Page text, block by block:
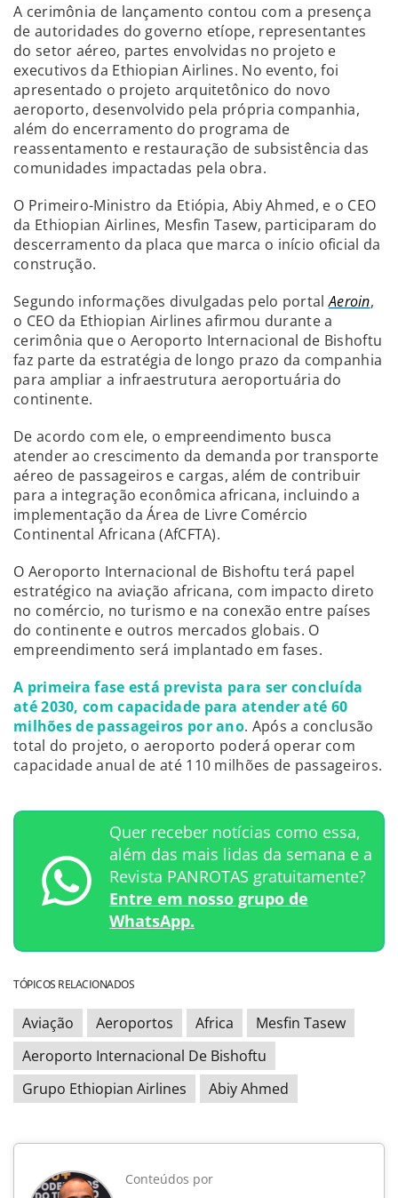
A cerimônia de lançamento contou com a presença
de autoridades do governo etíope, representantes
do setor aéreo, partes envolvidas no projeto e
executivos da Ethiopian Airlines. No evento, foi
apresentado o projeto arquitetônico do novo
aeroporto, desenvolvido pela própria companhia,
além do encerramento do programa de
reassentamento e restauração de subsistência das
comunidades impactadas pela obra.
O Primeiro-Ministro da Etiópia, Abiy Ahmed, e o CEO
da Ethiopian Airlines, Mesfin Tasew, participaram do
descerramento da placa que marca o início oficial da
construção.
Segundo informações divulgadas pelo portalAeroin,
o CEO da Ethiopian Airlines afirmou durante a
cerimônia que o Aeroporto Internacional de Bishoftu
faz parte da estratégia de longo prazo da companhia
para ampliar a infraestrutura aeroportuária do
continente.
De acordo com ele, o empreendimento busca
atender ao crescimento da demanda por transporte
aéreo de passageiros e cargas, além de contribuir
para a integração econômica africana, incluindo a
implementação da Área de Livre Comércio
Continental Africana (AfCFTA).
O Aeroporto Internacional de Bishoftu terá papel
estratégico na aviação africana, com impacto direto
no comércio, no turismo e na conexão entre países
do continente e outros mercados globais. O
empreendimento será implantado em fases.
A primeira fase está prevista para ser concluída
até 2030, com capacidade para atender até 60
milhões de passageiros por ano. Após a conclusão
total do projeto, o aeroporto poderá operar com
capacidade anual de até 110 milhões de passageiros.
Quer receber notícias como essa,
além das mais lidas da semana e a
Revista PANROTAS gratuitamente?
Entre em nosso grupo de
WhatsApp.
TÓPICOS RELACIONADOS
Aviação Aeroportos Africa
Mesfin Tasew
Aeroporto Internacional De Bishoftu
Grupo Ethiopian Airlines
Abiy Ahmed
Conteúdos por